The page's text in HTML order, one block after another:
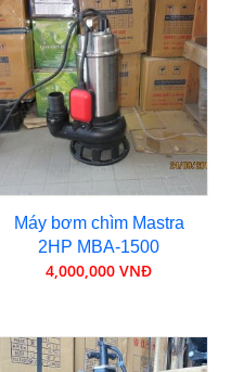
Máy bơm chìm Mastra
2HP MBA-1500
4,000,000 VNĐ